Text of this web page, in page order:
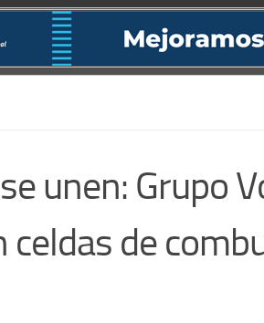
unen: Grupo
celdas de